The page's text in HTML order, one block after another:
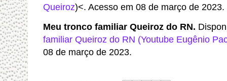
Queiroz)<. Acesso em 08 de março de 2023.
Meu tronco familiar Queiroz do RN.
familiar Queiroz do RN (Youtube Eugênio
08 de março de 2023.